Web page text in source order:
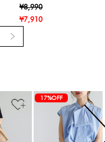
リーブオールインワン /
ウエストブラウジング/
美シルエット
¥8,990
¥7,910
17%OFF